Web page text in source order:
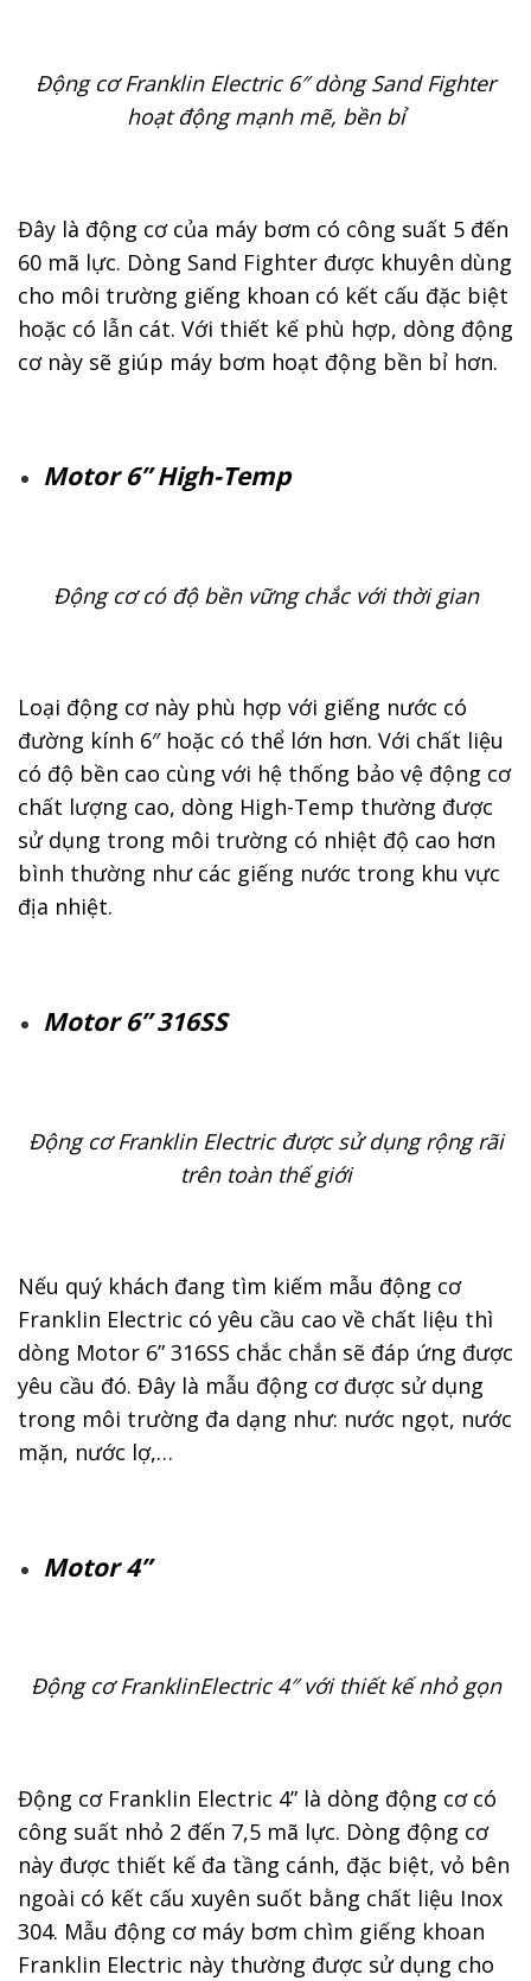
Động cơ Franklin Electric6″ dòng Sand Fighter
hoạt động mạnh mẽ, bền bỉ
Đây là động cơ của máy bơm có công suất 5 đến
60 mã lực. Dòng Sand Fighter được khuyên dùng
cho môi trường giếng khoan có kết cấu đặc biệt
hoặc có lẫn cát. Với thiết kế phù hợp, dòng động
cơ này sẽ giúp máy bơm hoạt động bền bỉ hơn.
Motor 6” High-Temp
Động cơ có độ bền vững chắc với thời gian
Loại động cơ này phù hợp với giếng nước có
đường kính 6″ hoặc có thể lớn hơn. Với chất liệu
có độ bền cao cùng với hệ thống bảo vệ động cơ
chất lượng cao, dòng High-Temp thường được
sử dụng trong môi trường có nhiệt độ cao hơn
bình thường như các giếng nước trong khu vực
địa nhiệt.
Motor 6” 316SS
Động cơ Franklin Electric được sử dụng rộng rãi
trên toàn thế giới
Nếu quý khách đang tìm kiếm mẫu động cơ
Franklin Electric có yêu cầu cao về chất liệu thì
dòng Motor 6” 316SS chắc chắn sẽ đáp ứng được
yêu cầu đó. Đây là mẫu động cơ được sử dụng
trong môi trường đa dạng như: nước ngọt, nước
mặn, nước lợ,…
Motor 4”
Động cơ FranklinElectric4″ với thiết kế nhỏ gọn
Động cơ Franklin Electric 4” là dòng động cơ có
công suất nhỏ 2 đến 7,5 mã lực. Dòng động cơ
này được thiết kế đa tầng cánh, đặc biệt, vỏ bên
ngoài có kết cấu xuyên suốt bằng chất liệu Inox
304. Mẫu động cơ máy bơm chìm giếng khoan
Franklin Electric này thường được sử dụng cho